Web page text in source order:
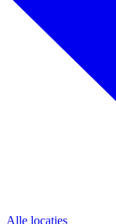
Alle locaties